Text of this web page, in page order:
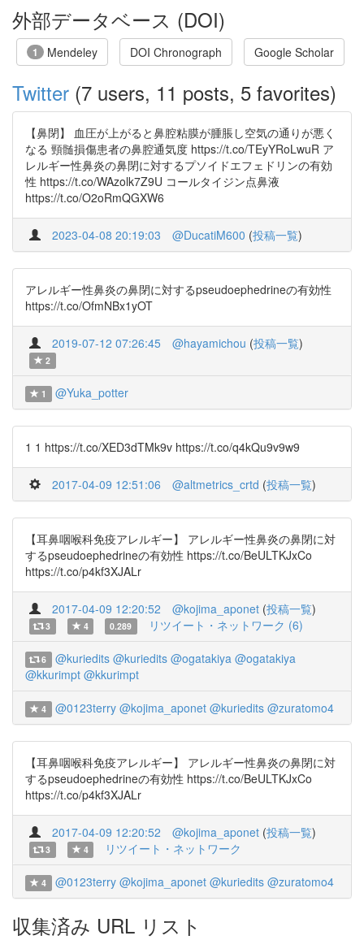
外部データベース (DOI)
1 Mendeley DOI Chronograph Google Scholar
Twitter (7 users, 11 posts, 5 favorites)
【鼻閉】 血圧が上がると鼻腔粘膜が腫脹し空気の通りが悪く
なる 頸髄損傷患者の鼻腔通気度 https://t.co/TEyYRoLwuR ア
レルギー性鼻炎の鼻閉に対するプソイドエフェドリンの有効
性 https://t.co/WAzolk7Z9U コールタイジン点鼻液
https://t.co/O2oRmQGXW6
2023-04-08 20:19:03 @DucatiM600 (投稿一覧)
アレルギー性鼻炎の鼻閉に対するpseudoephedrineの有効性
https://t.co/OfmNBx1yOT
2019-07-12 07:26:45 @hayamichou (投稿一覧)
2
1 @Yuka_potter
1 1 https://t.co/XED3dTMk9v https://t.co/q4kQu9v9w9
2017-04-09 12:51:06 @altmetrics_crtd (投稿一覧)
【耳鼻咽喉科免疫アレルギー】 アレルギー性鼻炎の鼻閉に対
するpseudoephedrineの有効性 https://t.co/BeULTKJxCo
https://t.co/p4kf3XJALr
2017-04-09 12:20:52 @kojima_aponet (投稿一覧)
3 4 0.289 リツイート・ネットワーク (6)
6 @kuriedits @kuriedits @ogatakiya @ogatakiya
@kkurimpt @kkurimpt
4 @0123terry @kojima_aponet @kuriedits @zuratomo4
【耳鼻咽喉科免疫アレルギー】 アレルギー性鼻炎の鼻閉に対
するpseudoephedrineの有効性 https://t.co/BeULTKJxCo
https://t.co/p4kf3XJALr
2017-04-09 12:20:52 @kojima_aponet (投稿一覧)
3 4 リツイート・ネットワーク
4 @0123terry @kojima_aponet @kuriedits @zuratomo4
収集済み URL リスト